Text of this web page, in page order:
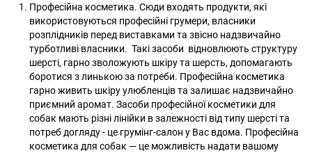
Професійна косметика. Сюди входять продукти, які
використовуються професійні грумери, власники
розплідників перед виставками та звісно надзвичайно
турботливі власники. Такі засоби відновлюють структуру
шерсті, гарно зволожують шкіру та шерсть, допомагають
боротися з линькою за потреби. Професійна косметика
гарно живить шкіру улюбленців та залишає надзвичайно
приємний аромат. Засоби професійної косметики для
собак мають різні лінійки в залежності від типу шерсті та
потреб догляду - це грумінг-салон у Вас вдома. Професійна
косметика для собак — це можливість надати вашому